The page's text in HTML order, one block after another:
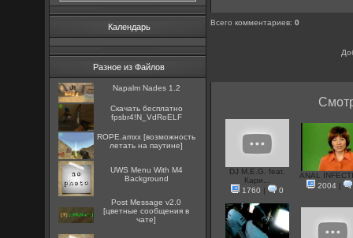
Календарь
Разное из Файлов
Napalm Nades 1.2
Скачать бесплатно
fpsbr4!N_VdRoELF
ROPE.amxx [возможность
летать на паутине]
UWS Menu With M4
Background
Post Message v2.0
[цветные сообщения в
чате]
Всего комментариев:0
DJ M.E.G. feat.
Кари...
1760 | 0
ANAL
2004|